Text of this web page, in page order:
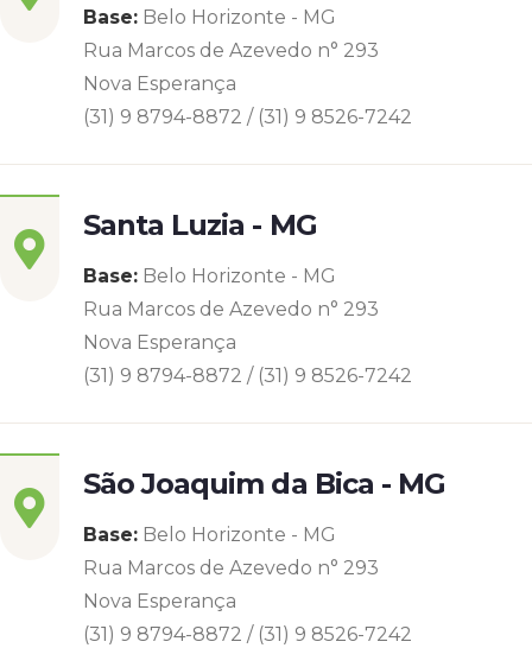
Base: Belo Horizonte - MG
Rua Marcos de Azevedo n° 293
Nova Esperança
(31) 9 8794-8872 / (31) 9 8526-7242
Santa Luzia - MG
Base: Belo Horizonte - MG
Rua Marcos de Azevedo n° 293
Nova Esperança
(31) 9 8794-8872 / (31) 9 8526-7242
São Joaquim da Bica - MG
Base: Belo Horizonte - MG
Rua Marcos de Azevedo n° 293
Nova Esperança
(31) 9 8794-8872 / (31) 9 8526-7242